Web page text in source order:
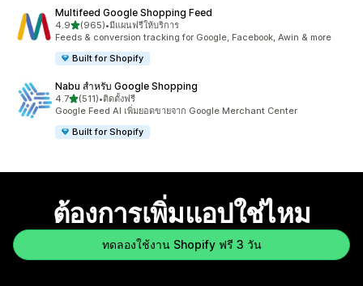
Multifeed Google Shopping Feed
4.9เต็ม 5 ดาว
(965)
ทั้งหมด 965 รีวิว
•มีแผนฟรีให้บริการ
Feeds & conversion tracking for Google, Facebook, Awin & more
Built for Shopify
Nabu สำหรับ Google Shopping
4.7เต็ม 5 ดาว
(511)
ทั้งหมด 511 รีวิว
•ติดตั้งฟรี
Google Feed AI เพิ่มยอดขายจาก Google Merchant Center
Built for Shopify
ต้องการเพิ่มแอปใช่ไหม
ทดลองใช้งาน Shopify ฟรี 3 วัน